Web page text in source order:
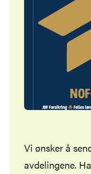
Vi ønsker å
avdelingene.